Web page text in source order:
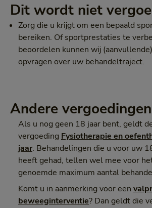
Dit wordt niet
Zorg die u krijgt om een bepaald
bereiken. Of sportprestaties te
beoordelen kunnen wij
opvragen over uw behandeltraject.
Andere vergoedingen
Als u nog geen 18 jaar bent, geldt
vergoeding Fysiotherapie en
jaar. Behandelingen die u voor uw
heeft gehad, tellen wel mee voor
genoemde maximum aantal
Komt u in aanmerking voor een
beweeginterventie? Dan geldt die